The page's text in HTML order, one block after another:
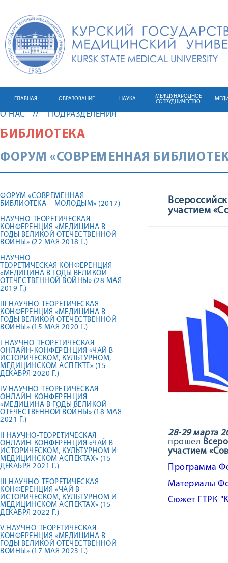
ГЛАВНАЯ ОБРАЗОВАНИЕ НАУКА
МЕЖДУНАРОДНОЕ
СОТРУДНИЧЕСТВО
О НАС ПОДРАЗДЕЛЕНИЯ
БИБЛИОТЕКА
ФОРУМ «СОВРЕМЕННАЯ
ФОРУМ «СОВРЕМЕННАЯ
БИБЛИОТЕКА – МОЛОДЫМ» (2017)
НАУЧНО-ТЕОРЕТИЧЕСКАЯ
КОНФЕРЕНЦИЯ «МЕДИЦИНА В
ГОДЫ ВЕЛИКОЙ ОТЕЧЕСТВЕННОЙ
ВОЙНЫ» (22 МАЯ 2018 Г.)
НАУЧНО-
ТЕОРЕТИЧЕСКАЯ КОНФЕРЕНЦИЯ
«МЕДИЦИНА В ГОДЫ ВЕЛИКОЙ
ОТЕЧЕСТВЕННОЙ ВОЙНЫ» (28 МАЯ
2019 Г.)
III НАУЧНО-ТЕОРЕТИЧЕСКАЯ
КОНФЕРЕНЦИЯ «МЕДИЦИНА В
ГОДЫ ВЕЛИКОЙ ОТЕЧЕСТВЕННОЙ
ВОЙНЫ» (15 МАЯ 2020 Г.)
I НАУЧНО-ТЕОРЕТИЧЕСКАЯ
ОНЛАЙН-КОНФЕРЕНЦИЯ «ЧАЙ В
ИСТОРИЧЕСКОМ, КУЛЬТУРНОМ,
МЕДИЦИНСКОМ АСПЕКТЕ» (15
ДЕКАБРЯ 2020 Г.)
IV НАУЧНО-ТЕОРЕТИЧЕСКАЯ
ОНЛАЙН-КОНФЕРЕНЦИЯ
«МЕДИЦИНА В ГОДЫ ВЕЛИКОЙ
ОТЕЧЕСТВЕННОЙ ВОЙНЫ» (18 МАЯ
2021 Г.)
II НАУЧНО-ТЕОРЕТИЧЕСКАЯ
ОНЛАЙН-КОНФЕРЕНЦИЯ «ЧАЙ В
ИСТОРИЧЕСКОМ, КУЛЬТУРНОМ И
МЕДИЦИНСКОМ АСПЕКТАХ» (15
ДЕКАБРЯ 2021 Г.)
III НАУЧНО-ТЕОРЕТИЧЕСКАЯ
КОНФЕРЕНЦИЯ «ЧАЙ В
ИСТОРИЧЕСКОМ, КУЛЬТУРНОМ И
МЕДИЦИНСКОМ АСПЕКТАХ» (15
ДЕКАБРЯ 2022 Г.)
V НАУЧНО-ТЕОРЕТИЧЕСКАЯ
КОНФЕРЕНЦИЯ «МЕДИЦИНА В
ГОДЫ ВЕЛИКОЙ ОТЕЧЕСТВЕННОЙ
ВОЙНЫ» (17 МАЯ 2023 Г.)
участием
28-29 марта
прошел
участием
Программа
Материалы
Сюжет ГТРК